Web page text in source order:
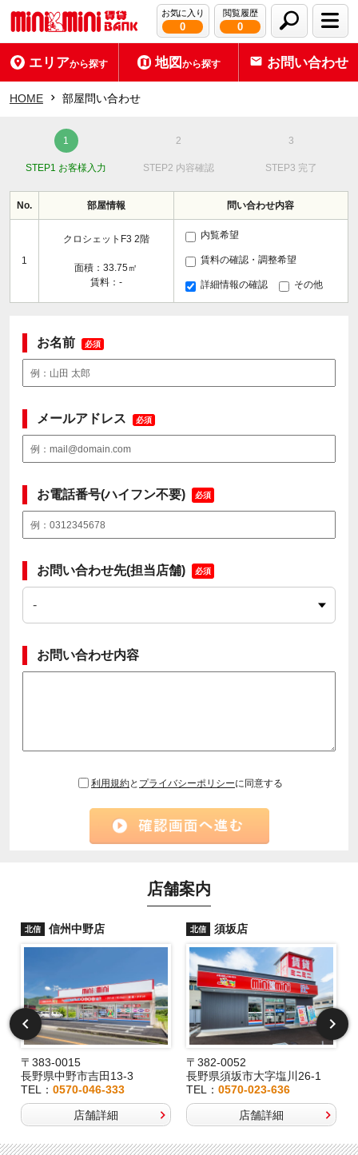
お気に入り
0
閲覧履歴
0
エリアから探す 地図から探す お問い合わせ
HOME 部屋問い合わせ
STEP1 お客様入力 STEP2 内容確認 STEP3 完了
No. 部屋情報 問い合わせ内容
1
クロシェットF3 2階
面積：33.75㎡
賃料：-
内覧希望
賃料の確認・調整希望
詳細情報の確認 その他
お名前 必須
メールアドレス 必須
お電話番号(ハイフン不要) 必須
お問い合わせ先(担当店舗) 必須
お問い合わせ内容
利用規約と プライバシーポリシーに同意する
店舗案内
北信 信州中野店
〒383-0015
長野県中野市吉田13-3
TEL： 0570-046-333
店舗詳細
北信 須坂店
〒382-0052
長野県須坂市大字塩川26-1
TEL：0570-023-636
店舗詳細